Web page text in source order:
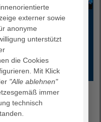
externer sowie
anonyme
unterstützt
die Cookies
Mit Klick
"Alle ablehnen"
immer
technisch